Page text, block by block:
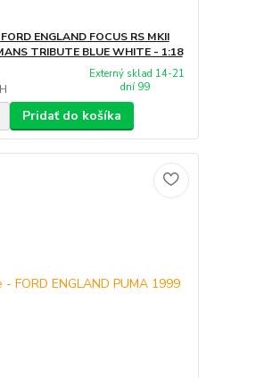
ENGLAND FOCUS RS MKII
TRIBUTE BLUE WHITE - 1:18
Externý sklad 14-21
dní 99
Pridať do košíka